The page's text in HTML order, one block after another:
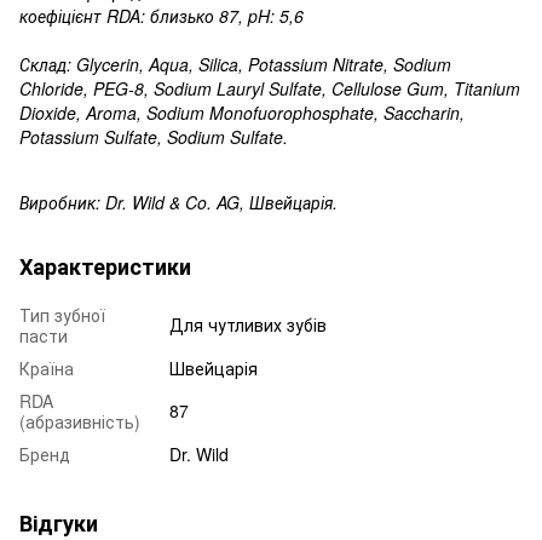
коефіцієнт RDA: близько 87, pH: 5,6
Склад: Glycerin, Aqua, Silica, Potassium Nitrate, Sodium
Chloride, PEG-8, Sodium Lauryl Sulfate, Cellulose Gum, Titanium
Dioxide, Aroma, Sodium Monofuorophosphate, Saccharin,
Potassium Sulfate, Sodium Sulfate.
Виробник: Dr. Wild & Co. AG, Швейцарія.
Характеристики
Тип зубної
пасти
Для чутливих зубів
Країна
Швейцарія
RDA
(абразивність)
87
Бренд
Dr. Wild
Відгуки